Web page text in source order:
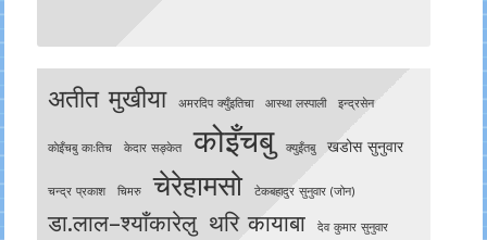
अतीत मुखीया अमरदिप क्युँइतिचा आस्था लस्पाली इन्द्रसेन
काेइँचबु काःतिच केदार सङ्केत कोइँचबु क्युइँतबु खडोस सुनुवार
चन्द्र प्रकाश चिमरु चेरेहामसो टेकबहादुर सुनुवार (जोन)
डा.लाल–श्याँकारेलु थरि कायाबा देव कुमार सुनुवार